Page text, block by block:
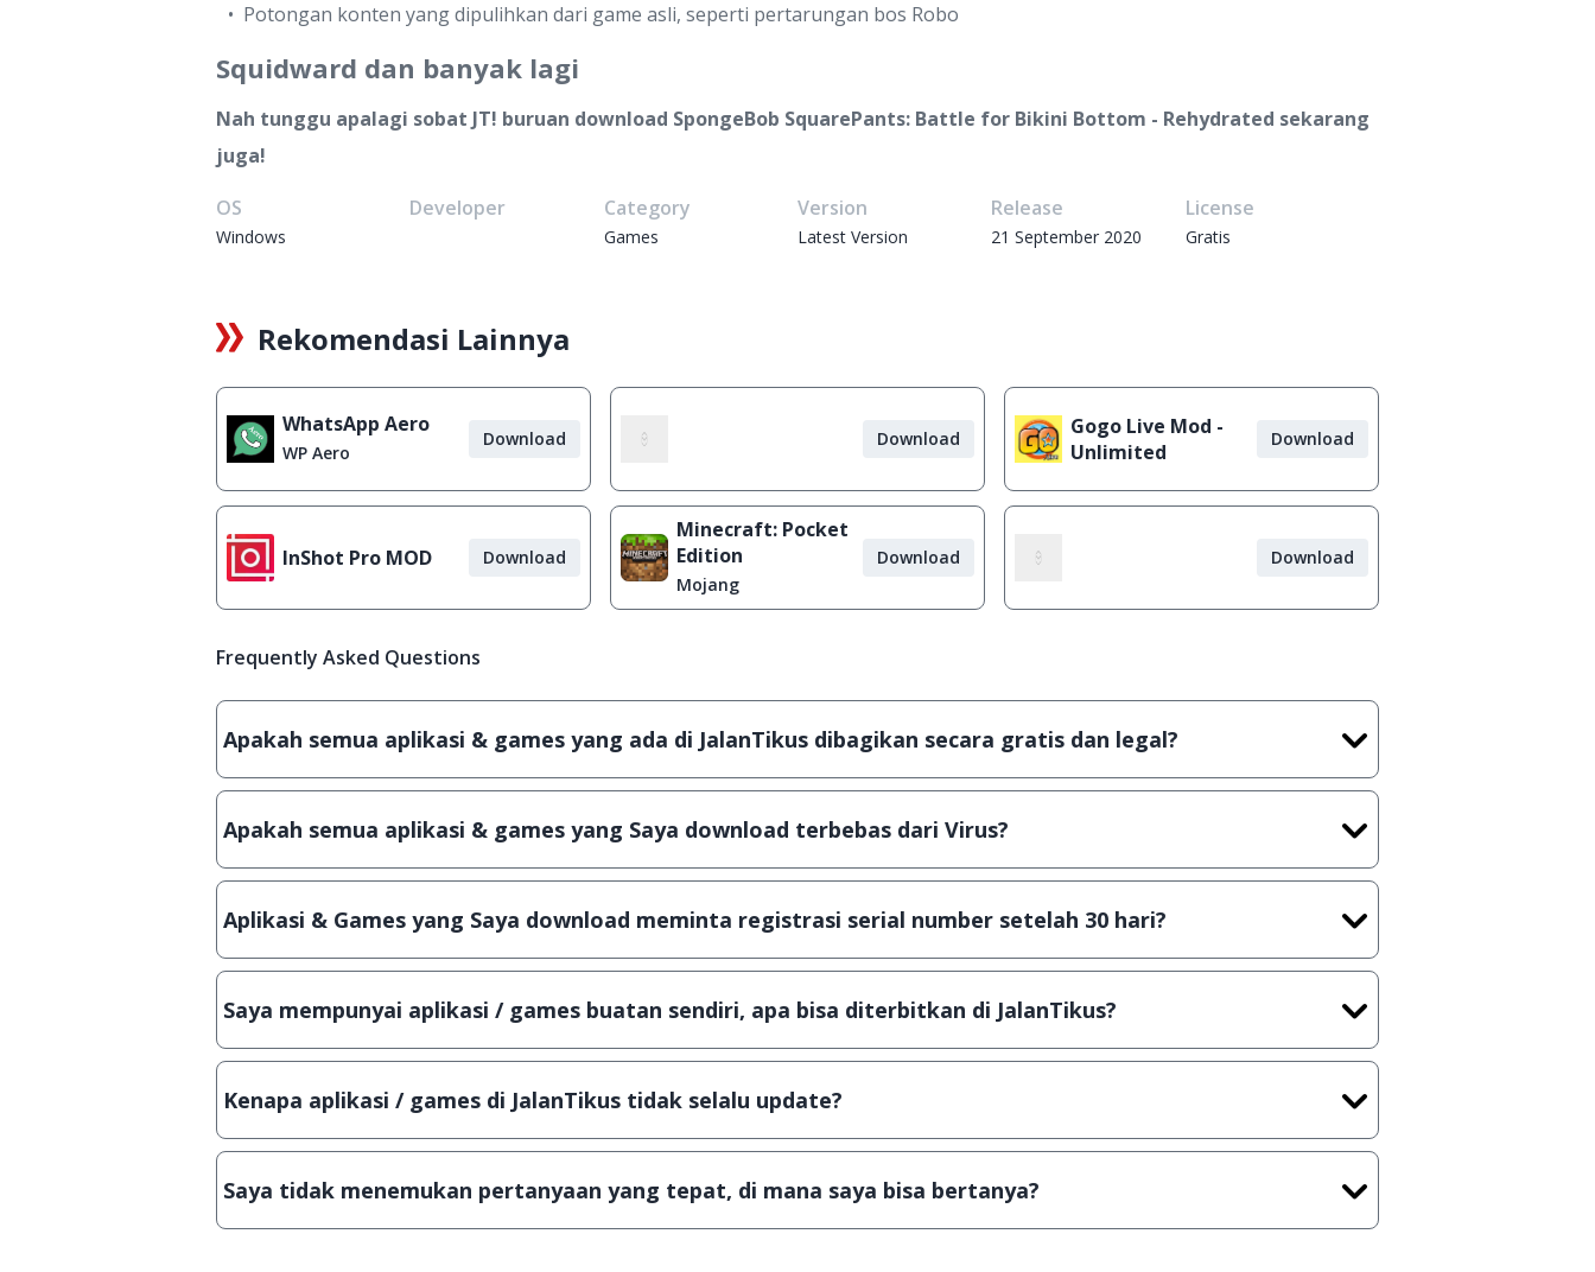
Potongan konten yang dipulihkan dari game asli, seperti pertarungan bos Robo
Squidward dan banyak lagi
Nah tunggu apalagi sobat JT! buruan download SpongeBob SquarePants: Battle for Bikini Bottom - Rehydrated sekarang
juga!
OS
Windows
Developer Category
Games
Version
Latest Version
Release
21 September 2020
License
Gratis
Rekomendasi Lainnya
WhatsApp Aero
WP Aero
Download Download
Gogo Live Mod -
Unlimited
Download
InShot Pro MOD Download
Minecraft: Pocket
Edition
Mojang
Download Download
Frequently Asked Questions
Apakah semua aplikasi & games yang ada di JalanTikus dibagikan secara gratis dan legal?
Ya, JalanTikus hanya membagikan aplikasi & games yang gratis (Freeware) dan legal, dalam artian tidak (bajakan) hasil crack,
Apakah semua aplikasi & games yang Saya download terbebas dari Virus?
Ya, JalanTikus selalu melakukan scanning dengan 3 jenis Antivirus (Kaspersky, AVG & Avast) sebelum menerbitkan suatu
Aplikasi & Games yang Saya download meminta registrasi serial number setelah 30 hari?
Meskipun dibagikan secara gratis, namun ada beberapa aplikasi & games yang dibagikan secara Shareware, dalam arti hanya
Saya mempunyai aplikasi / games buatan sendiri, apa bisa diterbitkan di JalanTikus?
Tentu saja bisa. Silahkan kirim email keinfo@jalantikus.comdengan menyertakan Nama Aplikasi/Games, Deskripsi serta
Kenapa aplikasi / games di JalanTikus tidak selalu update?
Demi menjaga kualitas aplikasi dan games yang ada di JalanTikus, hingga saat ini kita masih melakukan upload-download
Saya tidak menemukan pertanyaan yang tepat, di mana saya bisa bertanya?
Kami dengan senang hati menjawab setiap pertanyaan yang masuk. Kirim pertanyaan kamu keinfo@jalantikus.com